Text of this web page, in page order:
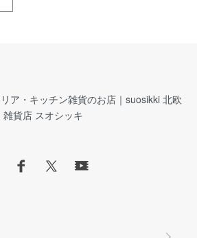
ア・キッチン雑貨のお店｜suosikki 北欧
雑貨店 スオシッキ